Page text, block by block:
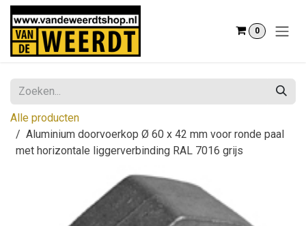
Overslaan naar inhoud
0
Alle producten
Aluminium doorvoerkop Ø 60 x 42 mm voor ronde paal
met horizontale liggerverbinding RAL 7016 grijs